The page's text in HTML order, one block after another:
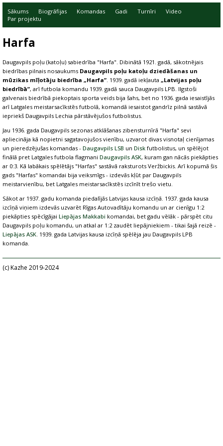
Sākums Biogrāfijas Komandas Gadi Turnīri
Video
Par projektu
Harfa
Daugavpils poļu (katoļu) sabiedrība "Harfa". Dibinātā 1921. gadā, sākotnējais
biedrības pilnais nosaukums Daugavpils poļu katoļu dziedāšanas un
mūzikas mīļotāju biedrība „Harfa”. 1939. gadā iekļauta „Latvijas poļu
biedrībā”, arī futbola komandu 1939. gadā sauca Daugavpils LPB. Ilgstoši
galvenais biedrībā piekoptais sporta veids bija šahs, bet no 1936. gada iesaistījās
arī Latgales meistarsacīkstēs futbolā, komandā iesaistot gandrīz pilnā sastāvā
iepriekš Daugavpils Lechia pārstāvējušos futbolistus.
Jau 1936. gada Daugavpils sezonas atklāšanas zibensturnīrā "Harfa" sevi
apliecināja kā nopietni sagatavojušos vienību, uzvarot divas visnotaļ cienījamas
un pieredzējušas komandas - Daugavpils LSB un Disk futbolistus, un spēlējot
finālā pret Latgales futbola flagmani Daugavpils ASK, kuram gan nācās piekāpties
ar 0:3. Kā labākais spēlētājs "Harfas" sastāvā raksturots Veržbickis. Arī kopumā šis
gads "Harfas" komandai bija veiksmīgs - izdevās kļūt par Daugavpils
meistarvienību, bet Latgales meistarsacīkstēs izcīnīt trešo vietu.
Sākot ar 1937. gadu komanda piedalījās Latvijas kausa izcīņā. 1937. gada kausa
izcīņā viņiem izdevās uzvarēt Rīgas Autovadītāju komandu un ar cienīgu 1:2
piekāpties spēcīgājai Liepājas Makkabi komandai, bet gadu vēlāk - pārspēt citu
Daugavpils poļu komandu, un atkal ar 1:2 zaudēt liepājniekiem - tikai šajā reizē -
Liepājas ASK. 1939. gada Latvijas kausa izcīņā spēlēja jau Daugavpils LPB
komanda.
(c) Kazhe 2019-2024